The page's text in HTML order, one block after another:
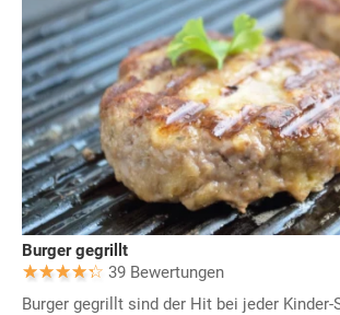
Burger gegrillt
39 Bewertungen
Burger gegrillt sind der Hit bei jeder Kinder-